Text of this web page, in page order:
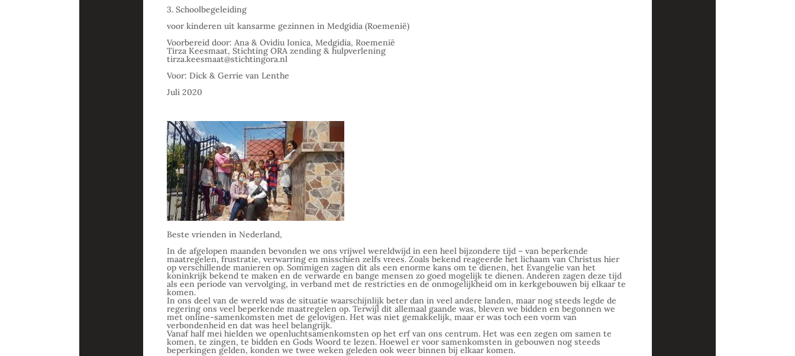
3. Schoolbegeleiding
voor kinderen uit kansarme gezinnen in Medgidia (Roemenië)
Voorbereid door: Ana & Ovidiu Ionica, Medgidia, Roemenië
Tirza Keesmaat, Stichting ORA zending & hulpverlening
tirza.keesmaat@stichtingora.nl
Voor: Dick & Gerrie van Lenthe
Juli 2020
Beste vrienden in Nederland,
In de afgelopen maanden bevonden we ons vrijwel wereldwijd in een heel bijzondere tijd – van beperkende
maatregelen, frustratie, verwarring en misschien zelfs vrees. Zoals bekend reageerde het lichaam van Christus hier
op verschillende manieren op. Sommigen zagen dit als een enorme kans om te dienen, het Evangelie van het
koninkrijk bekend te maken en de verwarde en bange mensen zo goed mogelijk te dienen. Anderen zagen deze tijd
als een periode van vervolging, in verband met de restricties en de onmogelijkheid om in kerkgebouwen bij elkaar te
komen.
In ons deel van de wereld was de situatie waarschijnlijk beter dan in veel andere landen, maar nog steeds legde de
regering ons veel beperkende maatregelen op. Terwijl dit allemaal gaande was, bleven we bidden en begonnen we
met online-samenkomsten met de gelovigen. Het was niet gemakkelijk, maar er was toch een vorm van
verbondenheid en dat was heel belangrijk.
Vanaf half mei hielden we openluchtsamenkomsten op het erf van ons centrum. Het was een zegen om samen te
komen, te zingen, te bidden en Gods Woord te lezen. Hoewel er voor samenkomsten in gebouwen nog steeds
beperkingen gelden, konden we twee weken geleden ook weer binnen bij elkaar komen.